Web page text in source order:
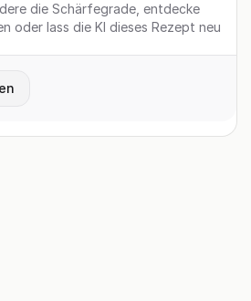
die Schärfegrade, entdecke
oder lass die KI dieses Rezept neu